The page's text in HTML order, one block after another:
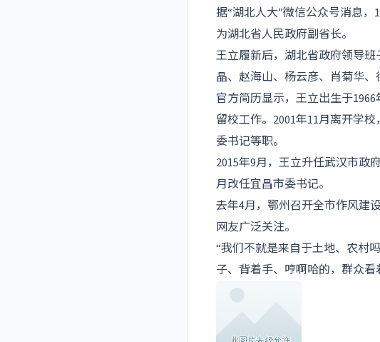
据“湖北人大”微信公众号消息
为湖北省人民政府副省长。
王立履新后，湖北省政府领导
晶、赵海山、杨云彦、肖菊华、
官方简历显示，王立出生于
留校工作。2001年11月离开学
委书记等职。
2015年9月，王立升任武汉市政
月改任宜昌市委书记。
去年4月，鄂州召开全市作风建
网友广泛关注。
“我们不就是来自于土地、农村
子、背着手、哼啊哈的，群众看